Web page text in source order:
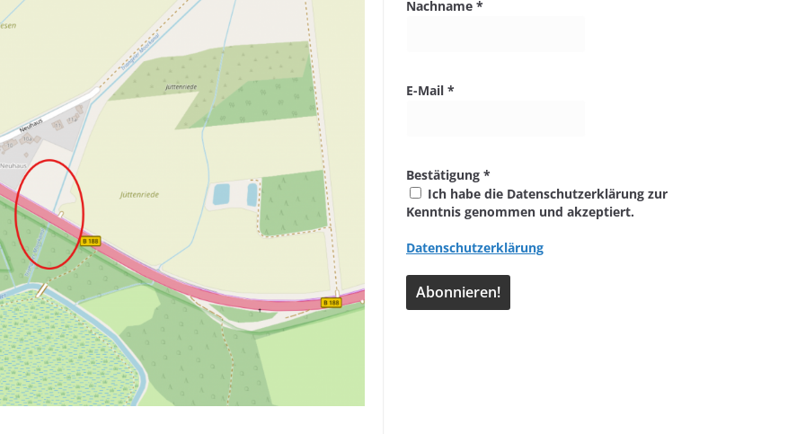
Nachname *
E-Mail *
Bestätigung *
Ich habe die Datenschutzerklärung zur
Kenntnis genommen und akzeptiert.
Datenschutzerklärung